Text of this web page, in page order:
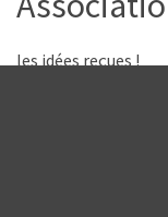
les idées reçues !